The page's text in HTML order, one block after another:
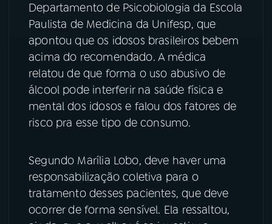
TikTok
Departamento de Psicobiologia da Escola
Paulista de Medicina da Unifesp, que
apontou que os idosos brasileiros bebem
acima do recomendado. A médica
relatou de que forma o uso abusivo de
álcool pode interferir na saúde física e
mental dos idosos e falou dos fatores de
risco pra esse tipo de consumo.
Segundo Marília Lobo, deve haver uma
responsabilização coletiva para o
tratamento desses pacientes, que deve
ocorrer de forma sensível. Ela ressaltou,